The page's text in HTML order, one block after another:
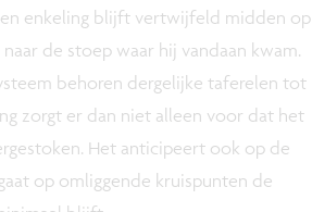
enkeling blijft vertwijfeld midden op
de stoep waar hij vandaan kwam.
behoren dergelijke taferelen tot
zorgt er dan niet alleen voor dat het
Het anticipeert ook op de
op omliggende kruispunten de